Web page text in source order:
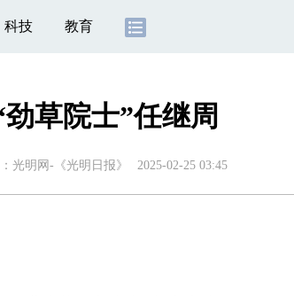
科技 教育
劲草院士”任继周
光明网-《光明日报》 2025-02-25 03:45